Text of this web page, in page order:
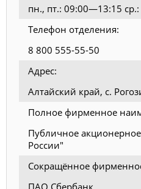
пн., пт.: 09:00—13:15
Телефон отделения:
8 800 555-55-50
Адрес:
Алтайский край, с.
Полное фирменное
Публичное
России"
Сокращённое
ПАО Сбербанк